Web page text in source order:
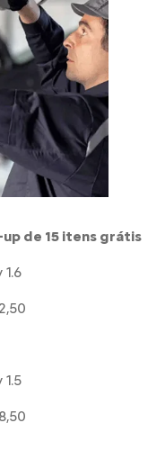
de 15 itens grátis